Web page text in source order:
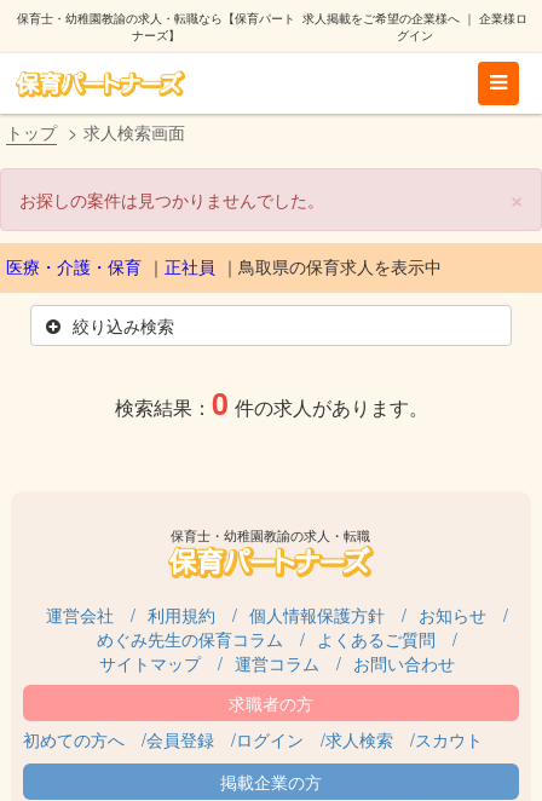
保育士・幼稚園教諭の求人・転職なら【保育パート
ナーズ】
求人掲載をご希望の企業様へ｜ 企業様ロ
グイン
トップ 求人検索画面
×
お探しの案件は見つかりませんでした。
医療・介護・保育 正社員 鳥取県の保育求人を表示中
絞り込み検索
検索結果： 0 件の求人があります。
保育士・幼稚園教諭の求人・転職
運営会社 利用規約 個人情報保護方針
お知らせ
めぐみ先生の保育コラム
よくあるご質問
サイトマップ
運営コラム お問い合わせ
初めての方へ 会員登録 ログイン 求人検索 スカウト